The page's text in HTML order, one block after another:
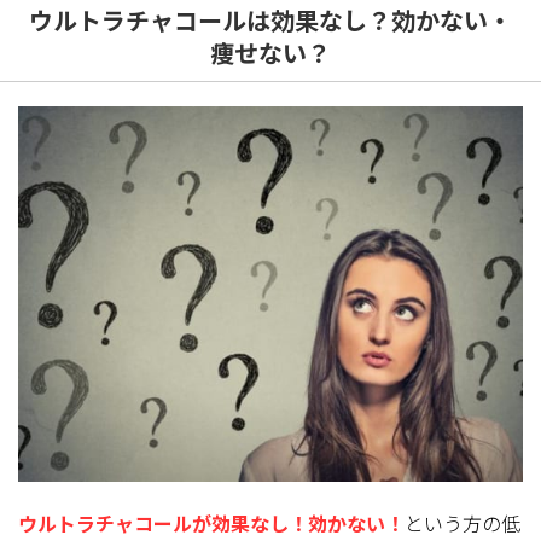
ウルトラチャコールは効果なし？効かない・
痩せない？
ウルトラチャコールが効果なし！効かない！ という方の低